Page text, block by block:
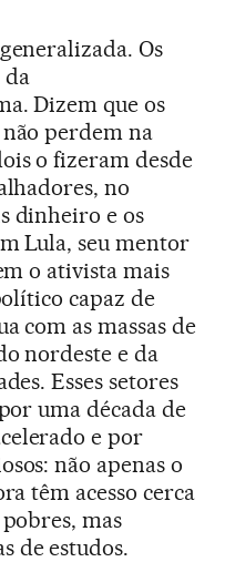
Os
da
Dizem que os
perdem na
o fizeram desde
no
dinheiro e os
Lula, seu mentor
o ativista mais
capaz de
com as massas de
nordeste e da
Esses setores
uma década de
e por
não apenas o
têm acesso cerca
mas
de estudos.